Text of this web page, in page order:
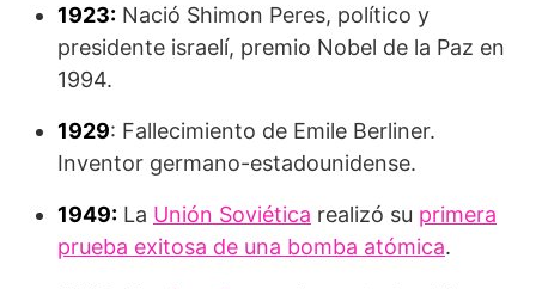
1923: Nació Shimon Peres, político y
presidente israelí, premio Nobel de la Paz en
1994.
1929: Fallecimiento de Emile Berliner.
Inventor germano-estadounidense.
1949: La Unión Soviética realizó su primera
prueba exitosa de una bomba atómica.